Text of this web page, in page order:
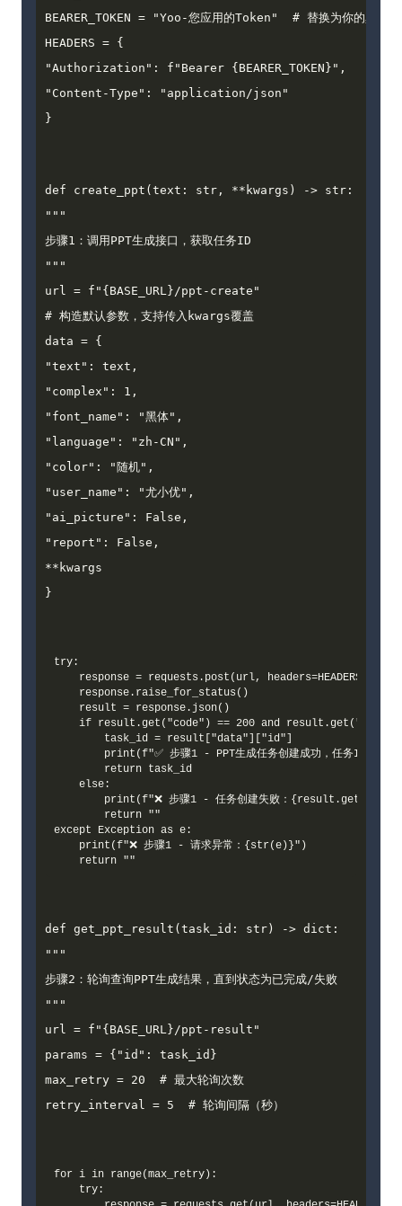
BEARER_TOKEN = "Yoo-您应用的Token"  # 替换为你的真实
HEADERS = {
"Authorization": f"Bearer {BEARER_TOKEN}",
"Content-Type": "application/json"
}
def create_ppt(text: str, **kwargs) -> str:
"""
步骤1：调用PPT生成接口，获取任务ID
"""
url = f"{BASE_URL}/ppt-create"
# 构造默认参数，支持传入kwargs覆盖
data = {
"text": text,
"complex": 1,
"font_name": "黑体",
"language": "zh-CN",
"color": "随机",
"user_name": "尤小优",
"ai_picture": False,
"report": False,
**kwargs
}
try:
response = requests.post(url, headers=HEADERS,
    response.raise_for_status()
    result = response.json()
if result.get("code") == 200 and
        task_id = result["data"]["id"]
print(f"✅ 步骤1 - PPT生成任务创建成功，任务ID：
        return task_id
    else:
print(f"❌ 步骤1 - 任务创建失败：
        return ""
except Exception as e:
    print(f"❌ 步骤1 - 请求异常：{str(e)}")
def get_ppt_result(task_id: str) -> dict:
"""
步骤2：轮询查询PPT生成结果，直到状态为已完成/失败
"""
url = f"{BASE_URL}/ppt-result"
params = {"id": task_id}
max_retry = 20  # 最大轮询次数
retry_interval = 5  # 轮询间隔（秒）
for i in range(max_retry):
    try: